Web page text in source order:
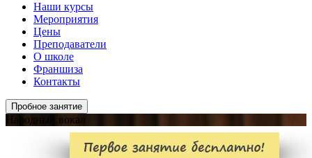
Наши курсы
Мероприятия
Цены
Преподаватели
О школе
Франшиза
Контакты
Пробное занятие
Народный вокал